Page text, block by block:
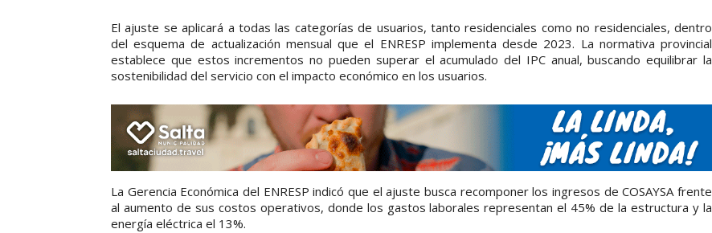
El ajuste se aplicará a todas las categorías de usuarios, tanto residenciales como no residenciales, dentro
del esquema de actualización mensual que el ENRESP implementa desde 2023. La normativa provincial
establece que estos incrementos no pueden superar el acumulado del IPC anual, buscando equilibrar la
sostenibilidad del servicio con el impacto económico en los usuarios.
La Gerencia Económica del ENRESP indicó que el ajuste busca recomponer los ingresos de COSAYSA frente
al aumento de sus costos operativos, donde los gastos laborales representan el 45% de la estructura y la
energía eléctrica el 13%.